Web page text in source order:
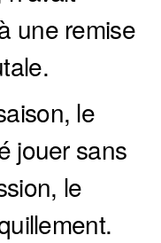
une remise
le
jouer sans
le